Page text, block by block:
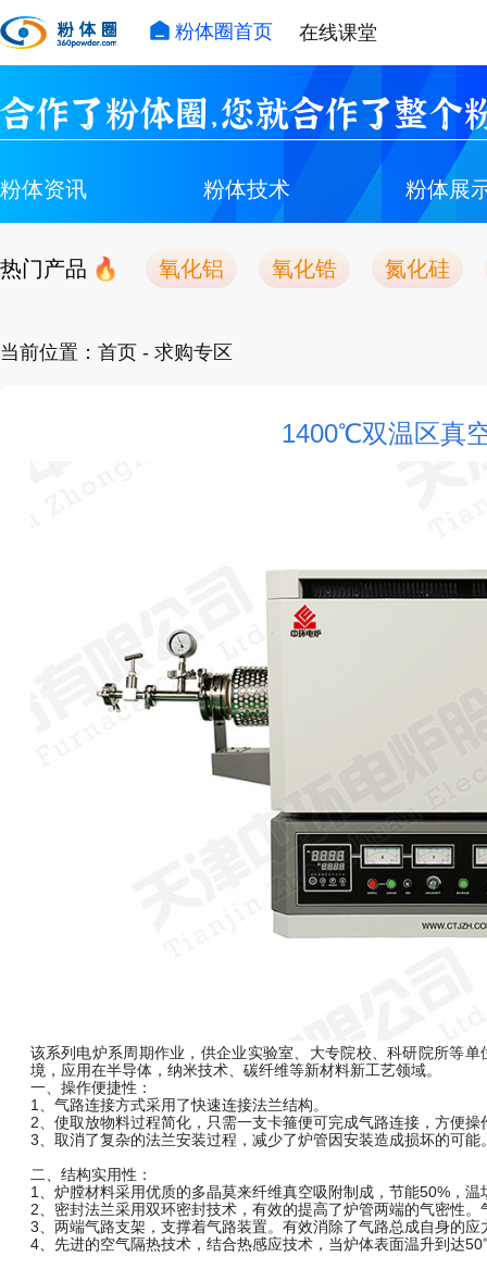
粉体圈首页 在线课堂
合作了粉体圈，您就合作了整个
粉体资讯 粉体技术 粉体展
热门产品 氧化铝 氧化锆 氮化硅
当前位置： 首页 - 求购专区
1400℃双温区真
该系列电炉系周期作业，供企业实验室、大专院校、科研院所等
境，应用在半导体，纳米技术、碳纤维等新材料新工艺领域。
一、操作便捷性：
1、气路连接方式采用了快速连接法兰结构。
2、使取放物料过程简化，只需一支卡箍便可完成气路连接，方便操
3、取消了复杂的法兰安装过程，减少了炉管因安装造成损坏的可能
二、结构实用性：
1、炉膛材料采用优质的多晶莫来纤维真空吸附制成，节能50%，
2、密封法兰采用双环密封技术，有效的提高了炉管两端的气密性
3、两端气路支架，支撑着气路装置。有效消除了气路总成自身的
4、先进的空气隔热技术，结合热感应技术，当炉体表面温升到达